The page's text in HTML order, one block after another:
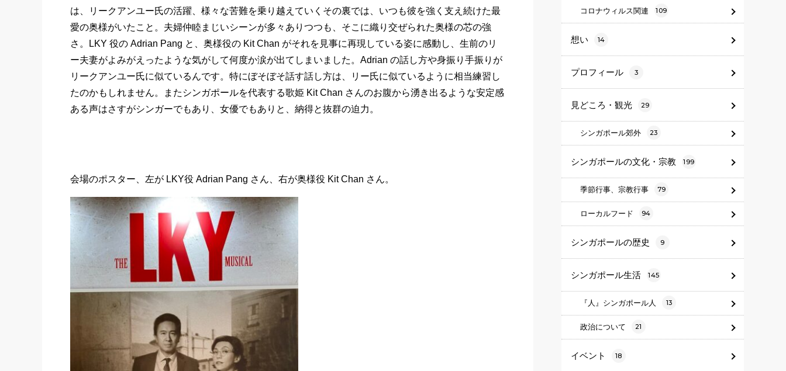
は、リークアンユー氏の活躍、様々な苦難を乗り越えていくその裏では、いつも彼を強く支え続けた最
愛の奥様がいたこと。夫婦仲睦まじいシーンが多々ありつつも、そこに織り交ぜられた奥様の芯の強
さ。LKY 役の Adrian Pang と、奥様役の Kit Chan がそれを見事に再現している姿に感動し、生前のリ
ー夫妻がよみがえったような気がして何度か涙が出てしまいました。Adrian の話し方や身振り手振りが
リークアンユー氏に似ているんです。特にぼそぼそ話す話し方は、リー氏に似ているように相当練習し
たのかもしれません。またシンガポールを代表する歌姫 Kit Chan さんのお腹から湧き出るような安定感
ある声はさすがシンガーでもあり、女優でもありと、納得と抜群の迫力。
会場のポスター、左が LKY役 Adrian Pang さん、右が奥様役 Kit Chan さん。
コロナウィルス関連 109
想い 14
プロフィール 3
見どころ・観光 29
シンガポール郊外 23
シンガポールの文化・宗教 199
季節行事、宗教行事 79
ローカルフード 94
シンガポールの歴史 9
シンガポール生活 145
『人』シンガポール人 13
政治について 21
イベント 18